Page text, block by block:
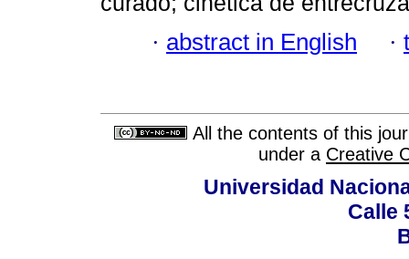
· abstract in English ·
All the contents of this
under a Creative
Universidad
Calle